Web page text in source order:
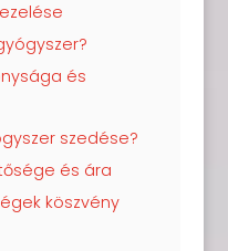
és
szedése?
és ára
köszvény